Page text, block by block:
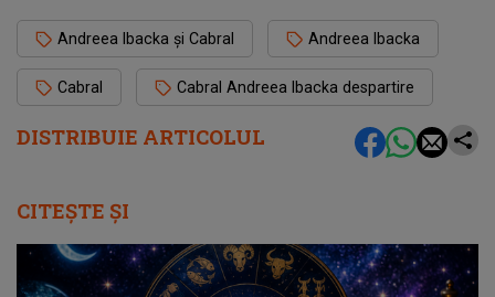
DISTRIBUIE ARTICOLUL
Andreea Ibacka și Cabral Andreea Ibacka
Cabral Cabral Andreea Ibacka despartire
CITEȘTE ȘI